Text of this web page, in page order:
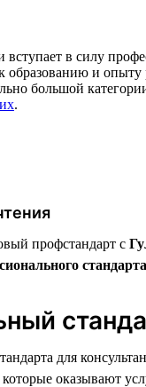
вступает в силу
образованию и
большой
.
профстандарт с
для
которые оказывают